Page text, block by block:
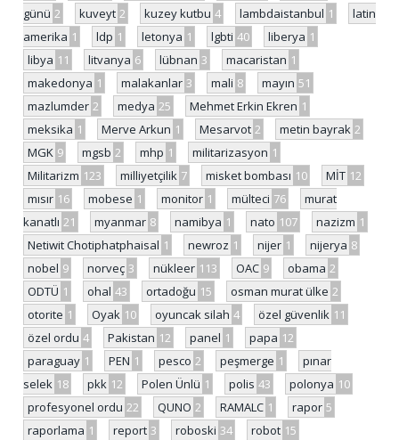
günü 2 kuveyt 2 kuzey kutbu 4 lambdaistanbul 1
latin
amerika 1 ldp 1 letonya 1 lgbti 40 liberya 1
libya 11 litvanya 6 lübnan 3 macaristan 1
makedonya 1 malakanlar 3 mali 8 mayın 51
mazlumder 2 medya 25 Mehmet Erkin Ekren 1
meksika 1 Merve Arkun 1 Mesarvot 2 metin bayrak 2
MGK 9 mgsb 2 mhp 1 militarizasyon 1
Militarizm 123 milliyetçilik 7 misket bombası 10 MİT 12
mısır 16 mobese 1 monitor 1 mülteci 76
murat
kanatlı 21 myanmar 8 namibya 1 nato 107 nazizm 1
Netiwit Chotiphatphaisal 1 newroz 1 nijer 1 nijerya 8
nobel 9 norveç 3 nükleer 113 OAC 9 obama 2
ODTÜ 1 ohal 43 ortadoğu 15 osman murat ülke 2
otorite 1 Oyak 10 oyuncak silah 4 özel güvenlik 11
özel ordu 4 Pakistan 12 panel 1 papa 12
paraguay 1 PEN 1 pesco 2 peşmerge 1
pınar
selek 18 pkk 12 Polen Ünlü 1 polis 43 polonya 10
profesyonel ordu 22 QUNO 2 RAMALC 1 rapor 5
raporlama 1 report 3 roboski 34 robot 15